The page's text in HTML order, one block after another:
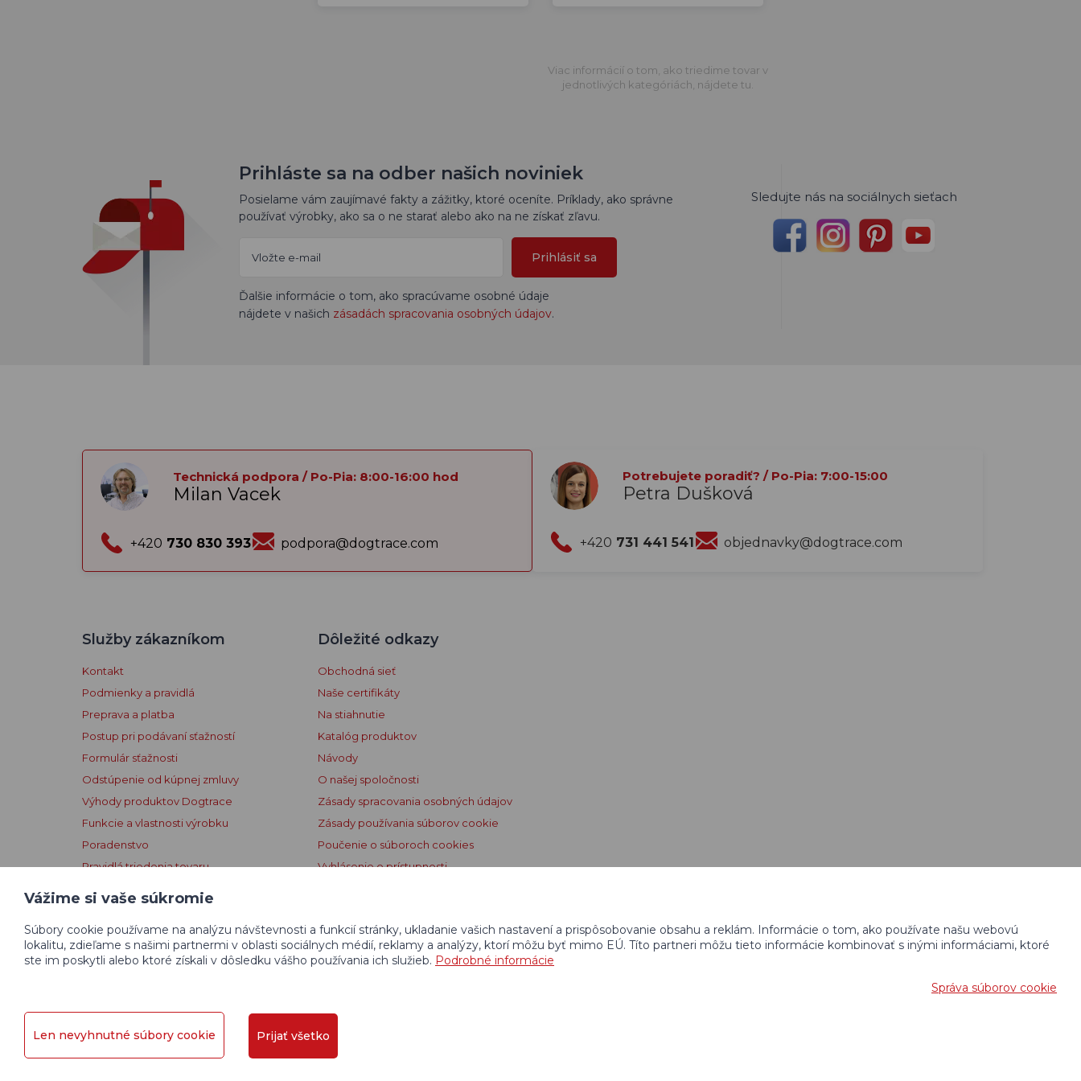
Viac informácií o tom, ako triedime tovar v
jednotlivých kategóriách, nájdete tu.
Prihláste sa na odber našich noviniek
Posielame vám zaujímavé fakty a zážitky, ktoré oceníte. Príklady, ako správne
používať výrobky, ako sa o ne starať alebo ako na ne získať zľavu.
Prihlásiť sa
Ďalšie informácie o tom, ako spracúvame osobné údaje
nájdete v našich zásadách spracovania osobných údajov.
Sledujte nás na sociálnych sieťach
Technická podpora / Po-Pia: 8:00-16:00 hod
Milan Vacek
+420 730 830 393 podpora@dogtrace.com
Potrebujete poradiť? / Po-Pia: 7:00-15:00
Petra Dušková
+420 731 441 541 objednavky@dogtrace.com
Služby zákazníkom
Kontakt
Podmienky a pravidlá
Preprava a platba
Postup pri podávaní sťažností
Formulár sťažnosti
Odstúpenie od kúpnej zmluvy
Výhody produktov Dogtrace
Funkcie a vlastnosti výrobku
Poradenstvo
Pravidlá triedenia tovaru
Dôležité odkazy
Obchodná sieť
Naše certifikáty
Na stiahnutie
Katalóg produktov
Návody
O našej spoločnosti
Zásady spracovania osobných údajov
Zásady používania súborov cookie
Poučenie o súboroch cookies
Vyhlásenie o prístupnosti
Vážime si vaše súkromie
Súbory cookie používame na analýzu návštevnosti a funkcií stránky, ukladanie vašich nastavení a prispôsobovanie obsahu a reklám. Informácie o tom, ako používate našu webovú
lokalitu, zdieľame s našimi partnermi v oblasti sociálnych médií, reklamy a analýzy, ktorí môžu byť mimo EÚ. Títo partneri môžu tieto informácie kombinovať s inými informáciami, ktoré
ste im poskytli alebo ktoré získali v dôsledku vášho používania ich služieb. Podrobné informácie
Správa súborov cookie
Len nevyhnutné súbory cookie Prijať všetko